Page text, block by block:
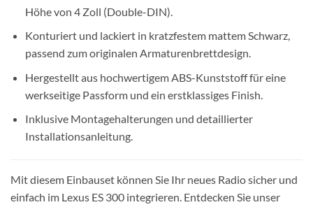
Höhe von 4 Zoll (Double-DIN).
Konturiert und lackiert in kratzfestem mattem Schwarz,
passend zum originalen Armaturenbrettdesign.
Hergestellt aus hochwertigem ABS-Kunststoff für eine
werkseitige Passform und ein erstklassiges Finish.
Inklusive Montagehalterungen und detaillierter
Installationsanleitung.
Mit diesem Einbauset können Sie Ihr neues Radio sicher und
einfach im Lexus ES 300 integrieren. Entdecken Sie unser